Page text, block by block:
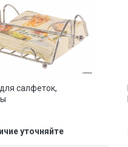
салфеток,
уточняйте